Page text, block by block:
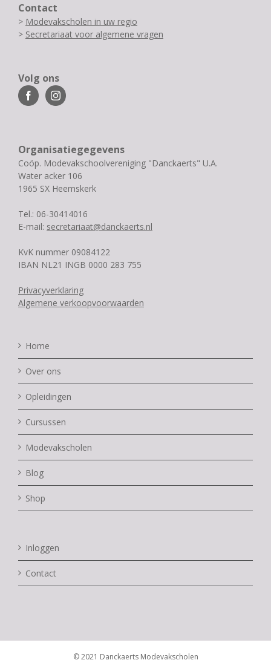
Contact
> Modevakscholen in uw regio
> Secretariaat voor algemene vragen
Volg ons
Organisatiegegevens
Coöp. Modevakschoolvereniging "Danckaerts" U.A.
Water acker 106
1965 SX Heemskerk
Tel.: 06-30414016
E-mail: secretariaat@danckaerts.nl
KvK nummer 09084122
IBAN NL21 INGB 0000 283 755
Privacyverklaring
Algemene verkoopvoorwaarden
Home
Over ons
Opleidingen
Cursussen
Modevakscholen
Blog
Shop
Inloggen
Contact
© 2021 Danckaerts Modevakscholen